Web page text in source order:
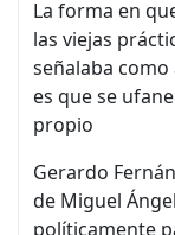
La forma en
las viejas
señalaba
es que se
propio
Gerardo
de Miguel
políticamente